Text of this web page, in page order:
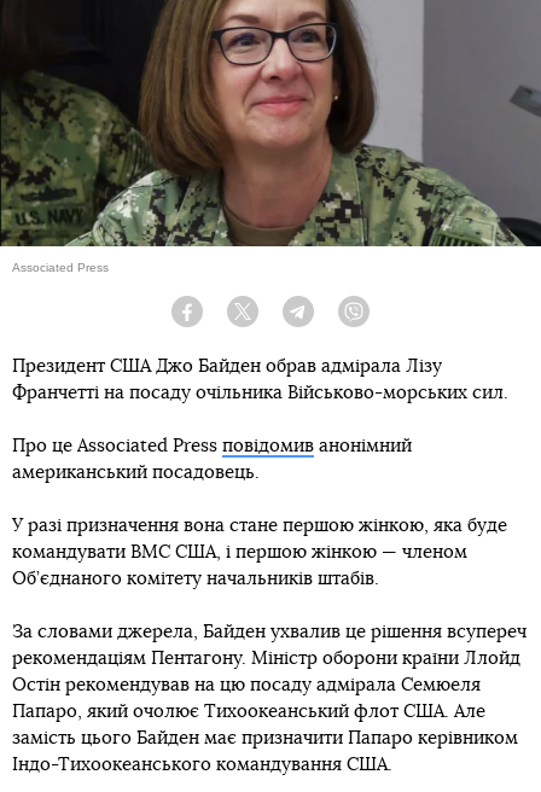
Associated Press
Facebook Twitter Telegram
Президент США Джо Байден обрав адмірала Лізу
Франчетті на посаду очільника Військово-морських сил.
Про це Associated Press повідомив анонімний
американський посадовець.
У разі призначення вона стане першою жінкою, яка буде
командувати ВМС США, і першою жінкою — членом
Об’єднаного комітету начальників штабів.
За словами джерела, Байден ухвалив це рішення всупереч
рекомендаціям Пентагону. Міністр оборони країни Ллойд
Остін рекомендував на цю посаду адмірала Семюеля
Папаро, який очолює Тихоокеанський флот США. Але
замість цього Байден має призначити Папаро керівником
Індо-Тихоокеанського командування США.